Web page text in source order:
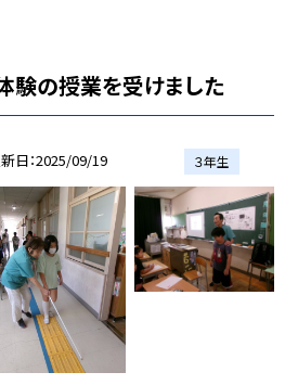
験の授業を受けました
日 2025/09/19 ３年生